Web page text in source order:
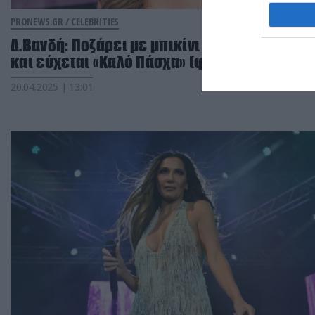
PRONEWS.GR / CELEBRITIES
Δ.Βανδή: Ποζάρει με μπικίνι στην παραλία
και εύχεται «Καλό Πάσχα» (φωτο)
20.04.2025 | 13:01